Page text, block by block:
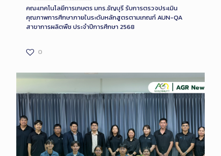
คณะเทคโนโลยีการเกษตร มทร.ธัญบุรี รับการตรวจประเมิน
คุณภาพการศึกษาภายในระดับหลักสูตรตามเกณฑ์ AUN-QA
สาขาการผลิตพืช ประจำปีการศึกษา 2568
0